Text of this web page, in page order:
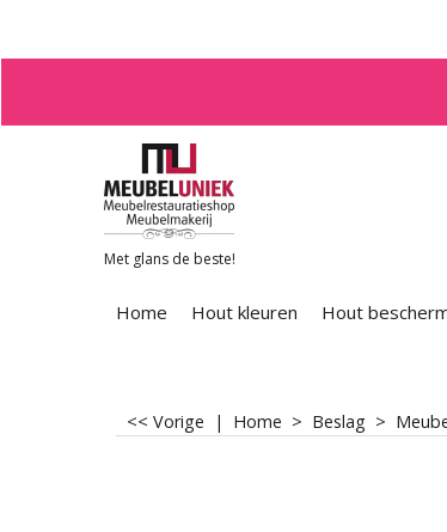
Met glans de beste!
Home Hout kleuren Hout
<< Vorige | Home > Beslag >